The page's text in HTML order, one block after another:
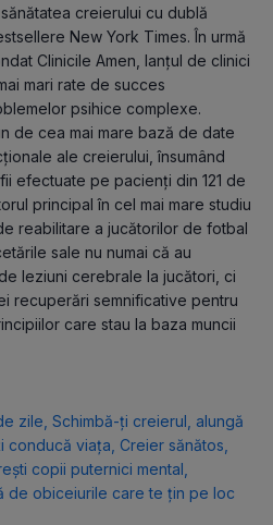
creierului cu dublă
New York Times. În urmă
Clinicile Amen, lanțul de clinici
mari rate de succes
psihice complexe.
de cea mai mare bază de date
ale creierului, însumând
efectuate pe pacienți din 121 de
principal în cel mai mare studiu
reabilitare a jucătorilor de fotbal
sale nu numai că au
leziuni cerebrale la jucători, ci
recuperări semnificative pentru
care stau la baza muncii
zile Schimbă-ți creierul, alungă
conducă viața Creier sănătos,
copii puternici mental
de obiceiurile care te țin pe loc